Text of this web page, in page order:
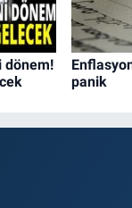
dönem!
panik